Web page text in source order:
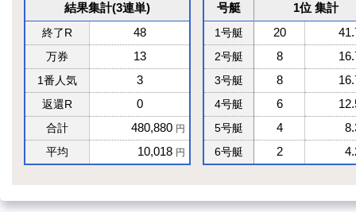
結果集計(3連単)
終了R 48
万券 13
1番人気 3
返還R 0
合計 480,880 円
平均 10,018 円
号艇 1位 集計
1号艇 20
2号艇 8
3号艇 8
4号艇 6
5号艇 4
6号艇 2